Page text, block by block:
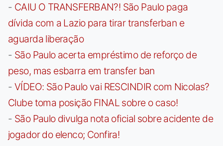
- CAIU O TRANSFERBAN?! São Paulo paga
dívida com a Lazio para tirar transferban e
aguarda liberação
- São Paulo acerta empréstimo de reforço de
peso, mas esbarra em transfer ban
- VÍDEO: São Paulo vai RESCINDIR com Nicolas?
Clube toma posição FINAL sobre o caso!
- São Paulo divulga nota oficial sobre acidente de
jogador do elenco; Confira!